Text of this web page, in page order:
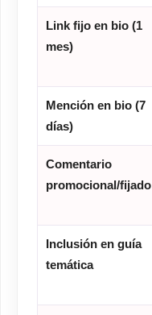
Link fijo en bio (1
mes)
Mención en bio (7
días)
Comentario
promocional/fijado
Inclusión en guía
temática